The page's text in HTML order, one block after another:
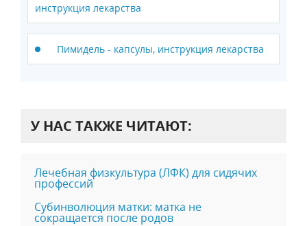
инструкция лекарства
Пимидель - капсулы, инструкция лекарства
У НАС ТАКЖЕ ЧИТАЮТ:
Лечебная физкультура (ЛФК) для сидячих
профессий
Субинволюция матки: матка не
сокращается после родов